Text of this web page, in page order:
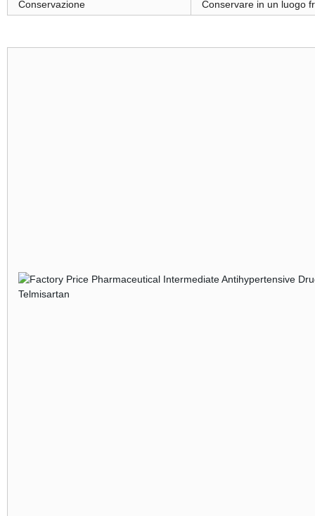
Conservazione
Conservare in un luogo